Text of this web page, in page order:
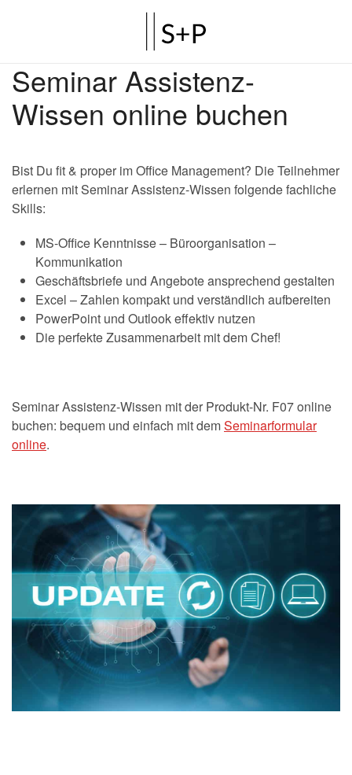
Seminar Assistenz-
Wissen online buchen
Bist Du fit & proper im Office Management? Die Teilnehmer
erlernen mit Seminar Assistenz-Wissen folgende fachliche
Skills:
MS-Office Kenntnisse – Büroorganisation –
Kommunikation
Geschäftsbriefe und Angebote ansprechend gestalten
Excel – Zahlen kompakt und verständlich aufbereiten
PowerPoint und Outlook effektiv nutzen
Die perfekte Zusammenarbeit mit dem Chef!
Seminar Assistenz-Wissen mit der Produkt-Nr. F07 online
buchen: bequem und einfach mit demSeminarformular
online.